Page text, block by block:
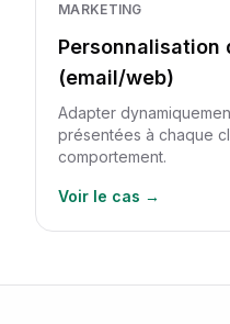
MARKETING
Personnalisation
(email/web)
Adapter
présentées à chaque
comportement.
Voir le cas →